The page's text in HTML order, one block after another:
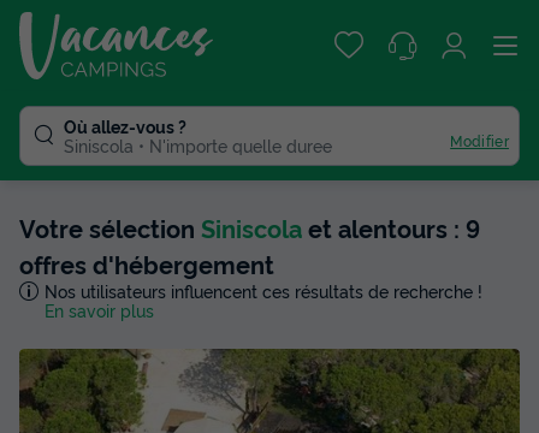
Où allez-vous ?
Siniscola
N'importe quelle duree Modifier
Votre sélection Siniscolaet alentours : 9
offres d'hébergement
Nos utilisateurs influencent ces résultats de recherche !
En savoir plus